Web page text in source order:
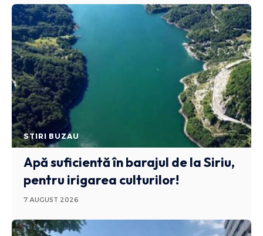
STIRI BUZAU
Apă suficientă în barajul de la Siriu,
pentru irigarea culturilor!
7 AUGUST 2026